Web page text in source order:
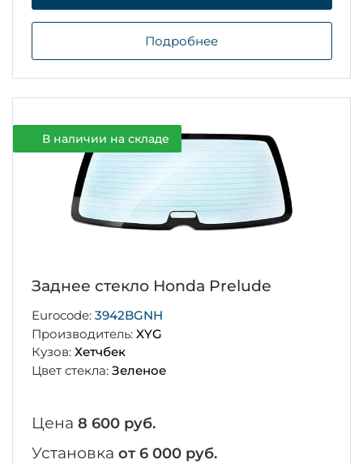
Подробнее
В наличии на складе
Заднее стекло Honda Prelude
Eurocode: 3942BGNH
Производитель: XYG
Кузов: Хетчбек
Цвет стекла: Зеленое
Цена 8 600 руб.
Установка от 6 000 руб.